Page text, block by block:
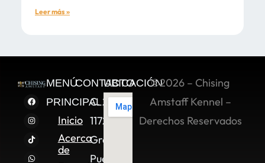
Leer más »
MENÚ
PRINCIPAL
Inicio
Acerca
de
CONTACTO
C. 2 Sur
11722,
Granjas
Puebla,
UBICACIÓN©2026 – Chising
Amstaff Kennel –
Derechos Reservados